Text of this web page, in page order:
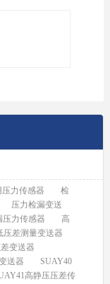
力传感器
检
压力检漏变送
压力传感器
高
压差测量变送器
变送器
送器
SUAY40
高静压压差传